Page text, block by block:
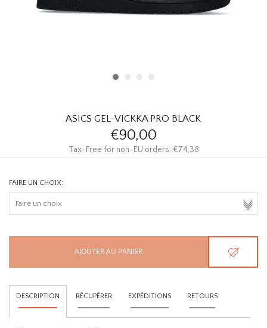
ASICS GEL-VICKKA PRO BLACK
€90,00
Tax-Free for non-EU orders: €74,38
FAIRE UN CHOIX:
AJOUTER AU PANIER
DESCRIPTION RÉCUPÉRER EXPÉDITIONS RETOURS